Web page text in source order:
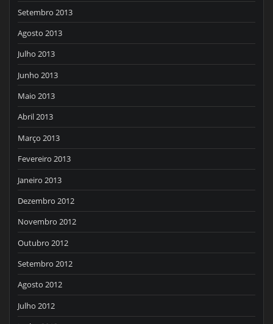
Setembro 2013
Agosto 2013
Julho 2013
Junho 2013
Maio 2013
Abril 2013
Março 2013
Fevereiro 2013
Janeiro 2013
Dezembro 2012
Novembro 2012
Outubro 2012
Setembro 2012
Agosto 2012
Julho 2012